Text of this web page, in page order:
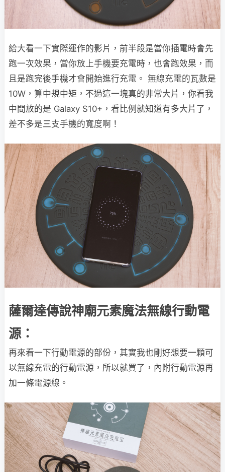
給大看一下實際運作的影片，前半段是當你插電時會先
跑一次效果，當你放上手機要充電時，也會跑效果，而
且是跑完後手機才會開始進行充電。 無線充電的瓦數是
10W，算中規中矩，不過這一塊真的非常大片，你看我
中間放的是 Galaxy S10+，看比例就知道有多大片了，
差不多是三支手機的寬度啊！
薩爾達傳說神廟元素魔法無線行動電
源：
再來看一下行動電源的部份，其實我也剛好想要一顆可
以無線充電的行動電源，所以就買了，內附行動電源再
加一條電源線。